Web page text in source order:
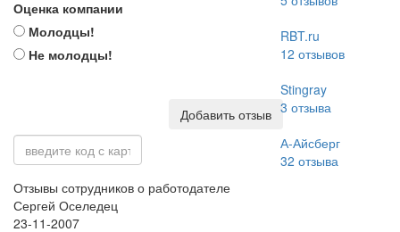
Оценка компании
Молодцы!
Не молодцы!
Добавить отзыв
Отзывы сотрудников о работодателе
Сергей Оселедец
23-11-2007
RBT.ru
12 отзывов
Stingray
3 отзыва
А-Айсберг
32 отзыва